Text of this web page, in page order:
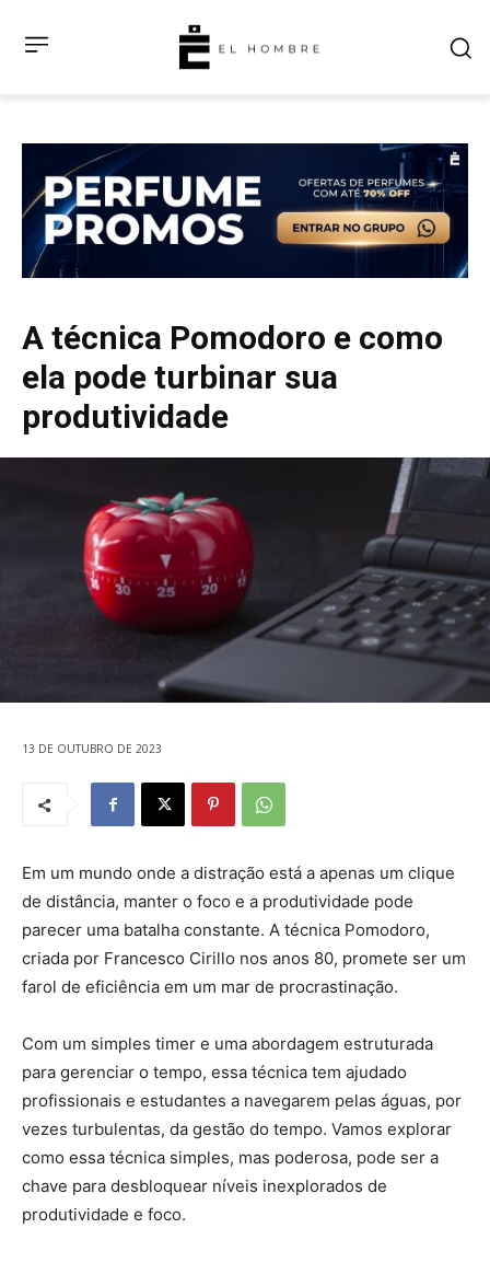
A técnica Pomodoro e como
ela pode turbinar sua
produtividade
13 DE OUTUBRO DE 2023
Em um mundo onde a distração está a apenas um clique
de distância, manter o foco e a produtividade pode
parecer uma batalha constante. A técnica Pomodoro,
criada por Francesco Cirillo nos anos 80, promete ser um
farol de eficiência em um mar de procrastinação.
Com um simples timer e uma abordagem estruturada
para gerenciar o tempo, essa técnica tem ajudado
profissionais e estudantes a navegarem pelas águas, por
vezes turbulentas, da gestão do tempo. Vamos explorar
como essa técnica simples, mas poderosa, pode ser a
chave para desbloquear níveis inexplorados de
produtividade e foco.